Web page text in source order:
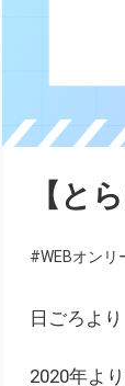
【と
#WEBオンリ
日ごろよ
2020年よ